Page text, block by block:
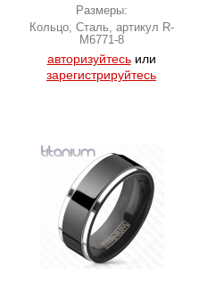
Размеры:
Кольцо, Сталь, артикул R-
M6771-8
авторизуйтесьили
зарегистрируйтесь